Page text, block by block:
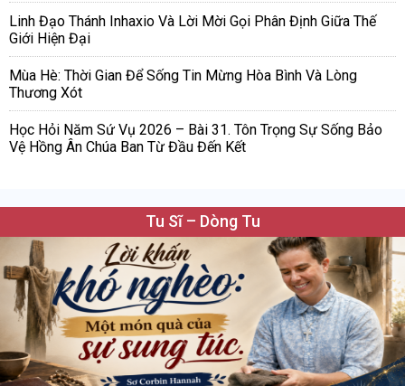
Linh Đạo Thánh Inhaxio Và Lời Mời Gọi Phân Định Giữa Thế
Giới Hiện Đại
Mùa Hè: Thời Gian Để Sống Tin Mừng Hòa Bình Và Lòng
Thương Xót
Học Hỏi Năm Sứ Vụ 2026 – Bài 31. Tôn Trọng Sự Sống Bảo
Vệ Hồng Ân Chúa Ban Từ Đầu Đến Kết
Tu Sĩ – Dòng Tu